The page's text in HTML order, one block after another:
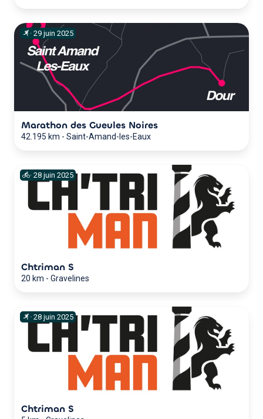
· 29 juin 2025
Marathon des Gueules Noires
42.195 km - Saint-Amand-les-Eaux
· 28 juin 2025
Chtriman S
20 km - Gravelines
· 28 juin 2025
Chtriman S